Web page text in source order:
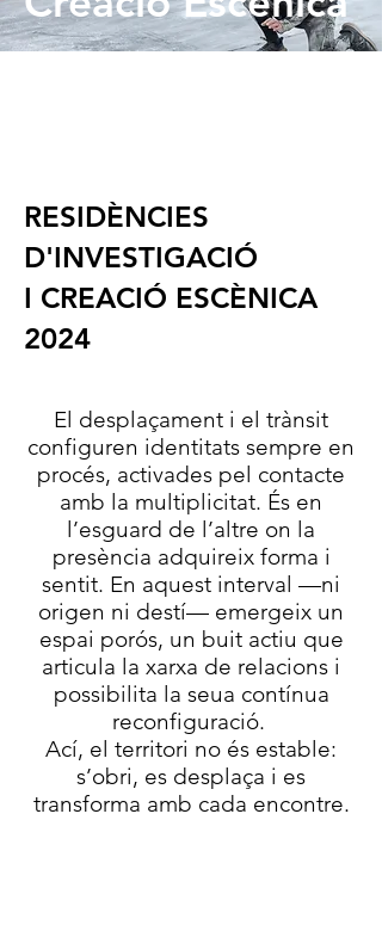
RESIDÈNCIES
D'INVESTIGACIÓ
I CREACIÓ ESCÈNICA
2024
El desplaçament i el trànsit
configuren identitats sempre en
procés, activades pel contacte
amb la multiplicitat. És en
l’esguard de l’altre on la
presència adquireix forma i
sentit. En aquest interval —ni
origen ni destí— emergeix un
espai porós, un buit actiu que
articula la xarxa de relacions i
possibilita la seua contínua
reconfiguració.
Ací, el territori no és estable:
s’obri, es desplaça i es
transforma amb cada encontre.